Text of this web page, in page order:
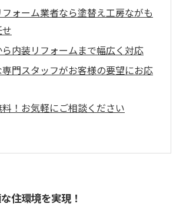
ォーム業者なら塗替え工房ながも
内装リフォームまで幅広く対応
門スタッフがお客様の要望にお応
！お気軽にご相談ください
住環境を実現！